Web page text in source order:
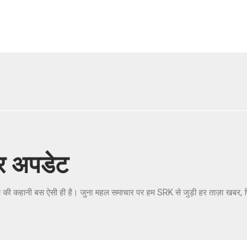
अपडेट
कहानी बस ऐसी ही है। जुना महल समाचार पर हम SRK से जुड़ी हर ताज़ा